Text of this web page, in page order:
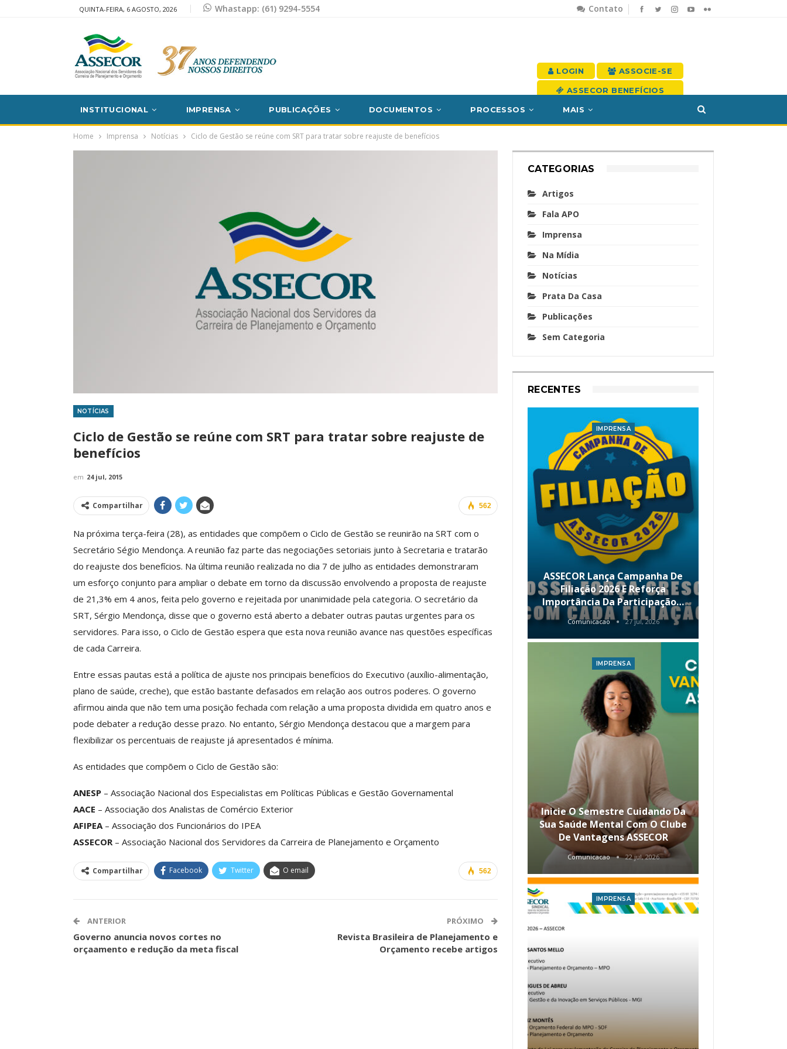
Contato
QUINTA-FEIRA, 6 AGOSTO, 2026 Whastapp: (61) 9294-5554
LOGIN ASSOCIE-SE
ASSECOR BENEFÍCIOS
INSTITUCIONAL IMPRENSA PUBLICAÇÕES DOCUMENTOS PROCESSOS MAIS
Home Imprensa Notícias Ciclo de Gestão se reúne com SRT para tratar sobre reajuste de benefícios
NOTÍCIAS
Ciclo de Gestão se reúne com SRT para tratar sobre reajuste de
benefícios
em 24 jul, 2015
562
Compartilhar
Na próxima terça-feira (28), as entidades que compõem o Ciclo de Gestão se reunirão na SRT com o
Secretário Ségio Mendonça. A reunião faz parte das negociações setoriais junto à Secretaria e tratarão
do reajuste dos benefícios. Na última reunião realizada no dia 7 de julho as entidades demonstraram
um esforço conjunto para ampliar o debate em torno da discussão envolvendo a proposta de reajuste
de 21,3% em 4 anos, feita pelo governo e rejeitada por unanimidade pela categoria. O secretário da
SRT, Sérgio Mendonça, disse que o governo está aberto a debater outras pautas urgentes para os
servidores. Para isso, o Ciclo de Gestão espera que esta nova reunião avance nas questões específicas
de cada Carreira.
Entre essas pautas está a política de ajuste nos principais benefícios do Executivo (auxílio-alimentação,
plano de saúde, creche), que estão bastante defasados em relação aos outros poderes. O governo
afirmou ainda que não tem uma posição fechada com relação a uma proposta dividida em quatro anos e
pode debater a redução desse prazo. No entanto, Sérgio Mendonça destacou que a margem para
flexibilizar os percentuais de reajuste já apresentados é mínima.
As entidades que compõem o Ciclo de Gestão são:
ANESP– Associação Nacional dos Especialistas em Políticas Públicas e Gestão Governamental
AACE – Associação dos Analistas de Comércio Exterior
AFIPEA– Associação dos Funcionários do IPEA
ASSECOR– Associação Nacional dos Servidores da Carreira de Planejamento e Orçamento
562
Compartilhar Facebook Twitter O email
ANTERIOR
Governo anuncia novos cortes no
orçaamento e redução da meta fiscal
PRÓXIMO
Revista Brasileira de Planejamento e
Orçamento recebe artigos
CATEGORIAS
Artigos
Fala APO
Imprensa
Na Mídia
Notícias
Prata Da Casa
Publicações
Sem Categoria
RECENTES
Reúne Dezenas De Escolas De
Idiomas Com Condições…
Comunicacao 29 jun, 2026
ASSECOR Acompanha Reunião
Da Mesa Nacional De
Negociação Permanente E
Reforça…
Participa De Debate Sobre A
Unificação Das Carreiras Do…
Comunicacao 5 ago, 2026
Sindical
IMPRENSA
ASSECOR Lança Campanha De
Filiação 2026 E Reforça
Importância Da Participação…
Comunicacao 27 jul, 2026
IMPRENSA
Inicie O Semestre Cuidando Da
Sua Saúde Mental Com O Clube
De Vantagens ASSECOR
Comunicacao 22 jul, 2026
IMPRENSA